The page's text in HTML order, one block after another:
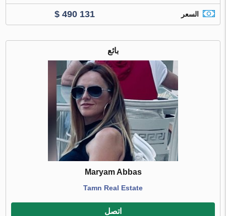
السعر $ 490 131
بائع
Maryam Abbas
Tamn Real Estate
اتصل